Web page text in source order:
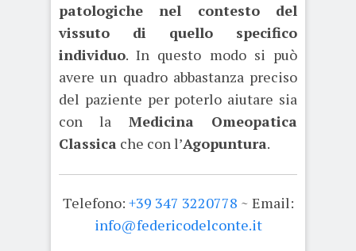
patologiche nel contesto del
vissuto di quello specifico
individuo. In questo modo si può
avere un quadro abbastanza preciso
del paziente per poterlo aiutare sia
con la Medicina Omeopatica
Classica che con l’Agopuntura.
Telefono: +39 347 3220778 ~ Email:
info@federicodelconte.it